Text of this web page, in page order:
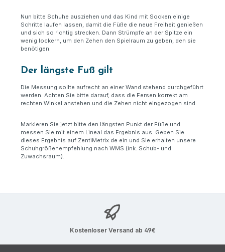
Nun bitte Schuhe ausziehen und das Kind mit Socken einige
Schritte laufen lassen, damit die Füße die neue Freiheit genießen
und sich so richtig strecken. Dann Strümpfe an der Spitze ein
wenig lockern, um den Zehen den Spielraum zu geben, den sie
benötigen.
Der längste Fuß gilt
Die Messung sollte aufrecht an einer Wand stehend durchgeführt
werden. Achten Sie bitte darauf, dass die Fersen korrekt am
rechten Winkel anstehen und die Zehen nicht eingezogen sind.
Markieren Sie jetzt bitte den längsten Punkt der Füße und
messen Sie mit einem Lineal das Ergebnis aus. Geben Sie
dieses Ergebnis auf ZentiMetrix.de ein und Sie erhalten unsere
Schuhgrößenempfehlung nach WMS (ink. Schub- und
Zuwachsraum).
Kostenloser Versand ab 49€